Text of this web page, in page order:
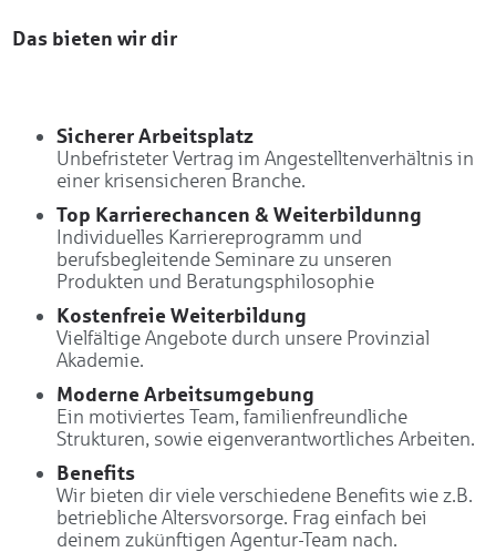
Das bieten wir dir
Sicherer Arbeitsplatz
Unbefristeter Vertrag im Angestelltenverhältnis in
einer krisensicheren Branche.
Top Karrierechancen & Weiterbildunng
Individuelles Karriereprogramm und
berufsbegleitende Seminare zu unseren
Produkten und Beratungsphilosophie
Kostenfreie Weiterbildung
Vielfältige Angebote durch unsere Provinzial
Akademie.
Moderne Arbeitsumgebung
Ein motiviertes Team, familienfreundliche
Strukturen, sowie eigenverantwortliches Arbeiten.
Benefits
Wir bieten dir viele verschiedene Benefits wie z.B.
betriebliche Altersvorsorge. Frag einfach bei
deinem zukünftigen Agentur-Team nach.